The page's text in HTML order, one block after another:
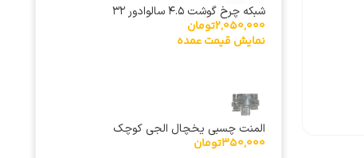
شبکه چرخ گوشت ۴.۵ سالوادور ۳۲
2,050,000تومان
نمایش قیمت عمده
المنت چسبی یخچال الجی کوچک
350,000تومان